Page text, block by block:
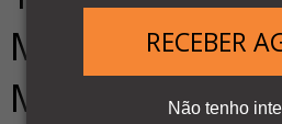
RECEBER
Não tenho
MINIATURA
METALICO VM